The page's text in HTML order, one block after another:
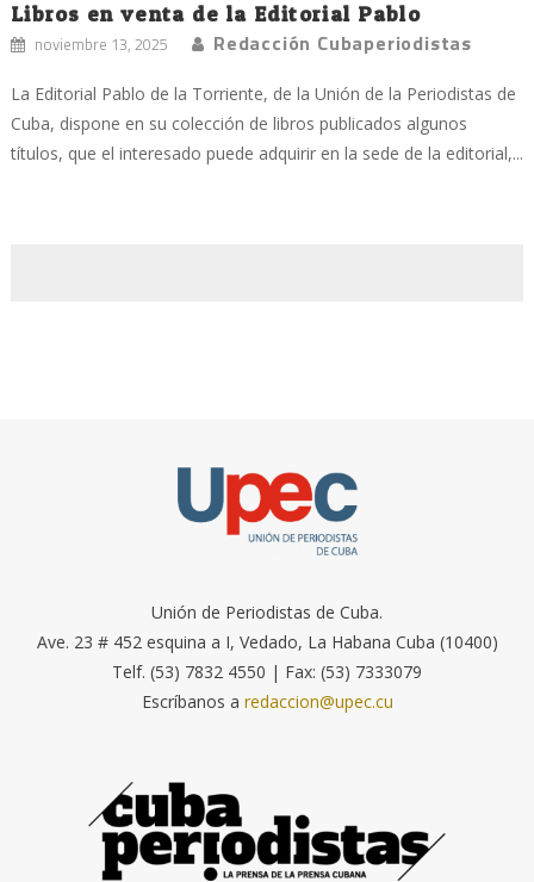
Libros en venta de la Editorial Pablo
noviembre 13, 2025 Redacción Cubaperiodistas
La Editorial Pablo de la Torriente, de la Unión de la Periodistas de
Cuba, dispone en su colección de libros publicados algunos
títulos, que el interesado puede adquirir en la sede de la editorial,...
Unión de Periodistas de Cuba.
Ave. 23 # 452 esquina a I, Vedado, La Habana Cuba (10400)
Telf. (53) 7832 4550 | Fax: (53) 7333079
Escríbanos a redaccion@upec.cu